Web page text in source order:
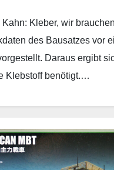
Kleber, wir
des Bausatzes vor
Daraus ergibt
Klebstoff benötigt.…